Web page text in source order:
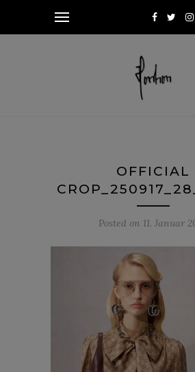
OFFICIAL
Posted on 11. Januar